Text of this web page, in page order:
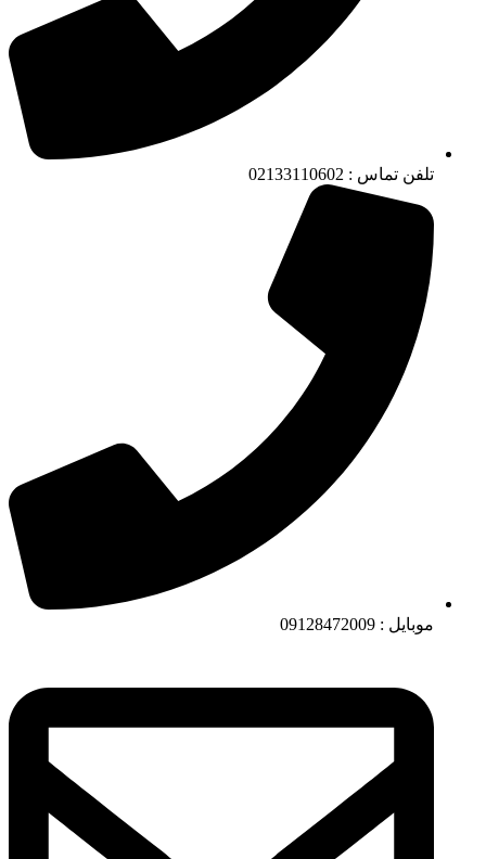
تلفن تماس : 02133110602
موبایل : 09128472009